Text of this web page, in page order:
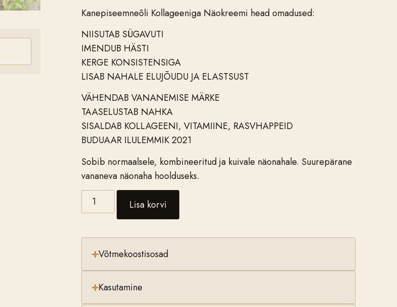
Kanepiseemneõli Kollageeniga Näokreemi head omadused:
NIISUTAB SÜGAVUTI
IMENDUB HÄSTI
KERGE KONSISTENSIGA
LISAB NAHALE ELUJÕUDU JA ELASTSUST
VÄHENDAB VANANEMISE MÄRKE
TAASELUSTAB NAHKA
SISALDAB KOLLAGEENI, VITAMIINE, RASVHAPPEID
BUDUAAR ILULEMMIK 2021
Sobib normaalsele, kombineeritud ja kuivale näonahale. Suurepärane
vananeva näonaha hoolduseks.
Lisa korvi
Võtmekoostisosad
Kasutamine